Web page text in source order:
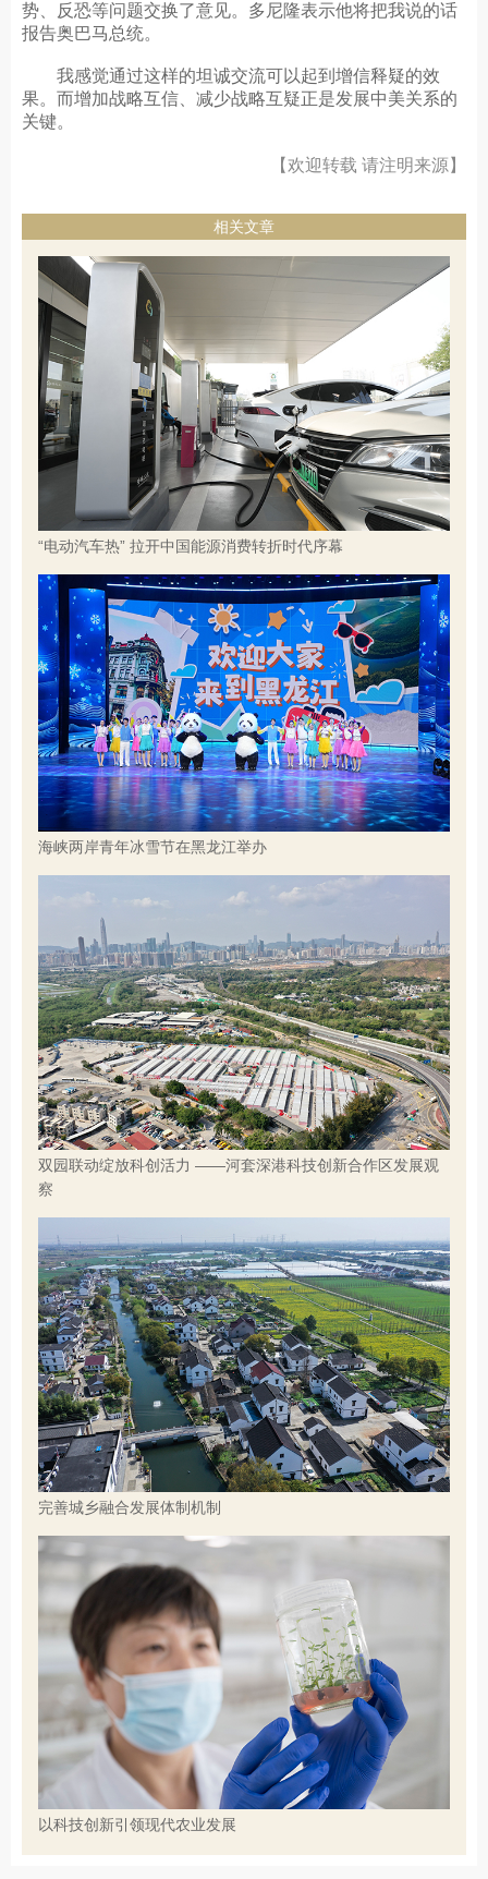
势、反恐等问题交换了意见。多尼隆表示他将把我说的话
报告奥巴马总统。
我感觉通过这样的坦诚交流可以起到增信释疑的效
果。而增加战略互信、减少战略互疑正是发展中美关系的
关键。
【欢迎转载 请注明来源】
相关文章
“电动汽车热” 拉开中国能源消费转折时代序幕
海峡两岸青年冰雪节在黑龙江举办
双园联动绽放科创活力 ——河套深港科技创新合作区发展观
察
完善城乡融合发展体制机制
以科技创新引领现代农业发展